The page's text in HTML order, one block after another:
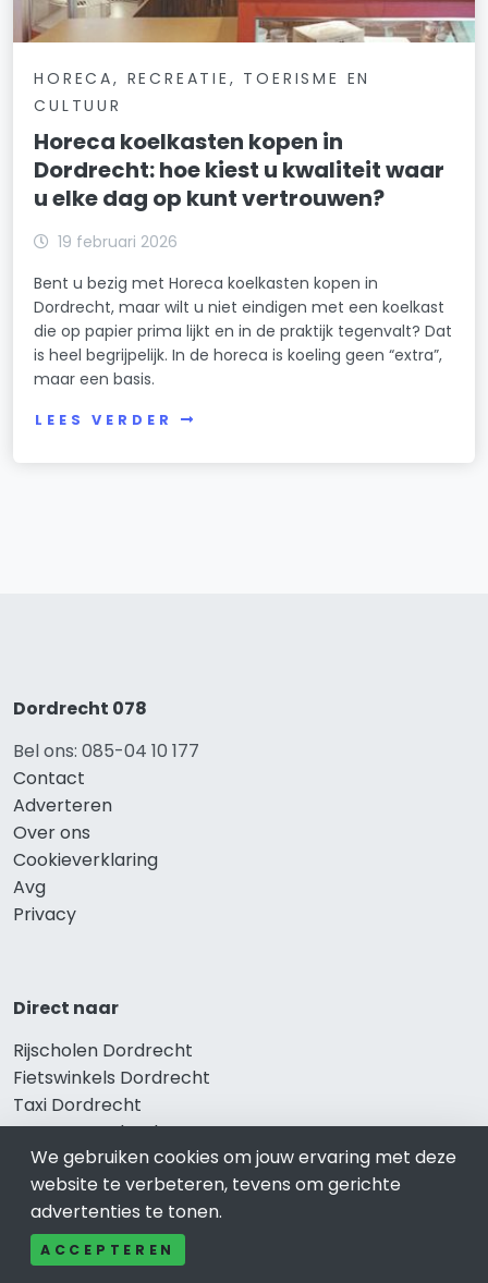
HORECA, RECREATIE, TOERISME EN
CULTUUR
Horeca koelkasten kopen in
Dordrecht: hoe kiest u kwaliteit waar
u elke dag op kunt vertrouwen?
19 februari 2026
Bent u bezig met Horeca koelkasten kopen in
Dordrecht, maar wilt u niet eindigen met een koelkast
die op papier prima lijkt en in de praktijk tegenvalt? Dat
is heel begrijpelijk. In de horeca is koeling geen “extra”,
maar een basis.
LEES VERDER
Dordrecht 078
Bel ons: 085-04 10 177
Contact
Adverteren
Over ons
Cookieverklaring
Avg
Privacy
Direct naar
Rijscholen Dordrecht
Fietswinkels Dordrecht
Taxi Dordrecht
Kapper Dordrecht
Gezondheid Dordrecht
Afvallen Dordrecht
Gezond eten Dordrecht
We gebruiken cookies om jouw ervaring met deze
website te verbeteren, tevens om gerichte
advertenties te tonen.
ACCEPTEREN